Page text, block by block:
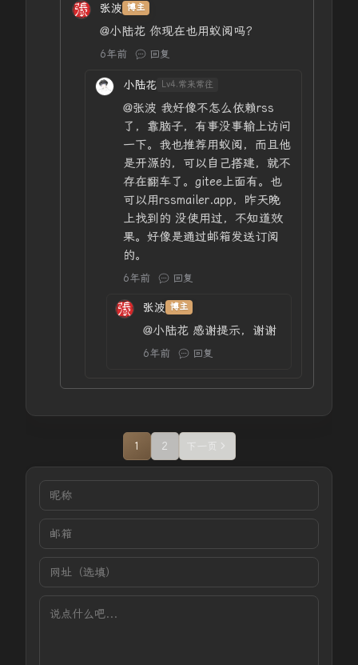
张波 博主
@小陆花 你现在也用蚁阅吗？
6年前 回复
小陆花 Lv4.常来常往
@张波 我好像不怎么依赖rss
了，靠脑子，有事没事输上访问
一下。我也推荐用蚁阅，而且他
是开源的，可以自己搭建，就不
存在翻车了。gitee上面有。也
可以用rssmailer.app，昨天晚
上找到的 没使用过，不知道效
果。好像是通过邮箱发送订阅
的。
6年前 回复
张波 博主
@小陆花 感谢提示，谢谢
6年前 回复
1 2 下一页